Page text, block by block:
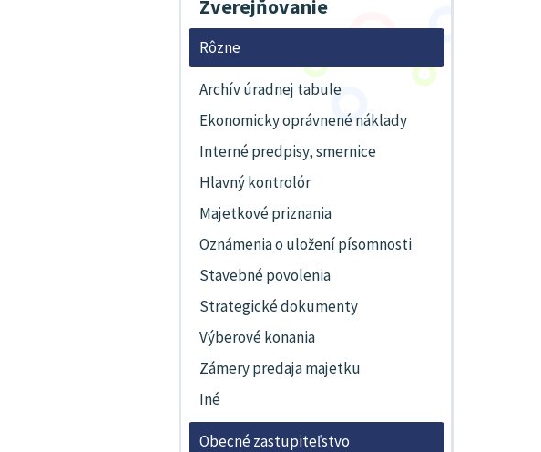
Zverejňovanie
Rôzne
Archív úradnej tabule
Ekonomicky oprávnené náklady
Interné predpisy, smernice
Hlavný kontrolór
Majetkové priznania
Oznámenia o uložení písomnosti
Stavebné povolenia
Strategické dokumenty
Výberové konania
Zámery predaja majetku
Iné
Obecné zastupiteľstvo